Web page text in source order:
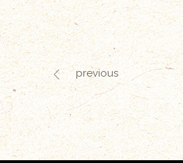
previous